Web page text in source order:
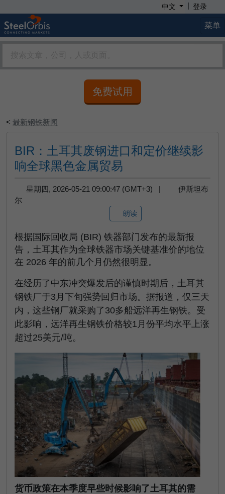
中文 | 登录
菜单
免费试用
< 最新钢铁新闻
BIR：土耳其废钢进口和定价继续影
响全球黑色金属贸易
星期四, 2026-05-21 09:00:47 (GMT+3) |
伊斯坦布
尔
朗读
根据国际回收局 (BIR) 铁器部门发布的最新报
告，土耳其作为全球铁器市场关键基准价的地位
在 2026 年的前几个月仍然很明显。
在经历了中东冲突爆发后的谨慎时期后，土耳其
钢铁厂于3月下旬强势回归市场。据报道，仅三天
内，这些钢厂就采购了30多船远洋再生钢铁。受
此影响，远洋再生钢铁价格较1月份平均水平上涨
超过25美元/吨。
货币政策在本季度早些时候影响了土耳其的需